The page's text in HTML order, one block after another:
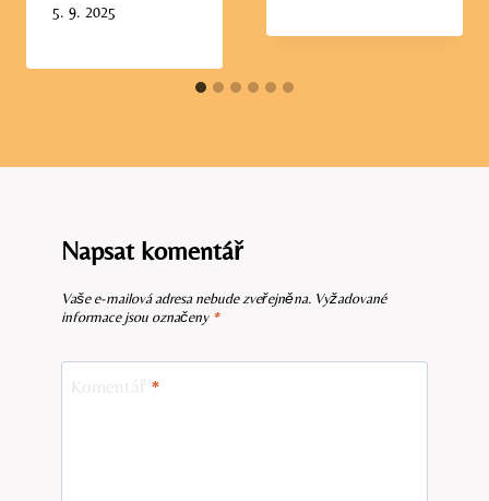
5. 9. 2025
Napsat komentář
Vaše e-mailová adresa nebude zveřejněna. Vyžadované
informace jsou označeny *
Komentář *